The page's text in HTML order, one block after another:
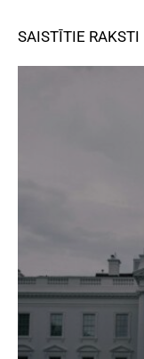
SAISTĪTIE RAKSTI